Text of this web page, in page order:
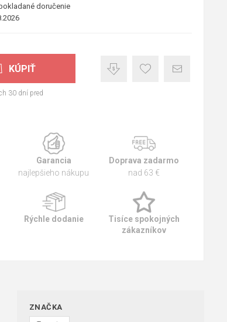
doručenie
KÚPIŤ
30 dní pred
Garancia
najlepšieho nákupu
Doprava zadarmo
nad 63 €
Rýchle dodanie
Tisíce spokojných
zákazníkov
ZNAČKA